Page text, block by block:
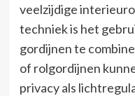
veelzijdige
techniek is het
gordijnen te
of rolgordijnen
privacy als